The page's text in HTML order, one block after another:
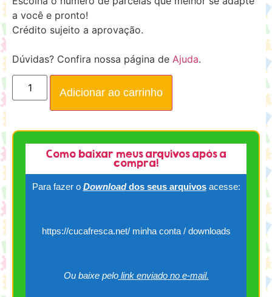
a você e pronto!
Crédito sujeito a aprovação.
Dúvidas? Confira nossa página de Ajuda.
Adicionar ao carrinho
Como baixar meus arquivos após a
compra!
Para fazer o Downloaddos seus arquivos acesse:
https://cucafresca.net/ minha conta / downloads
Ou baixe pelolink enviado no e-mail.